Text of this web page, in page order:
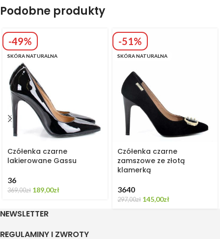
Podobne produkty
-49%
SKÓRA NATURALNA
Czółenka czarne
lakierowane Gassu
36
369,00zł 189,00zł
-51%
SKÓRA NATURALNA
Czółenka czarne
zamszowe ze złotą
klamerką
3640
297,00zł 145,00zł
NEWSLETTER
REGULAMINY I ZWROTY